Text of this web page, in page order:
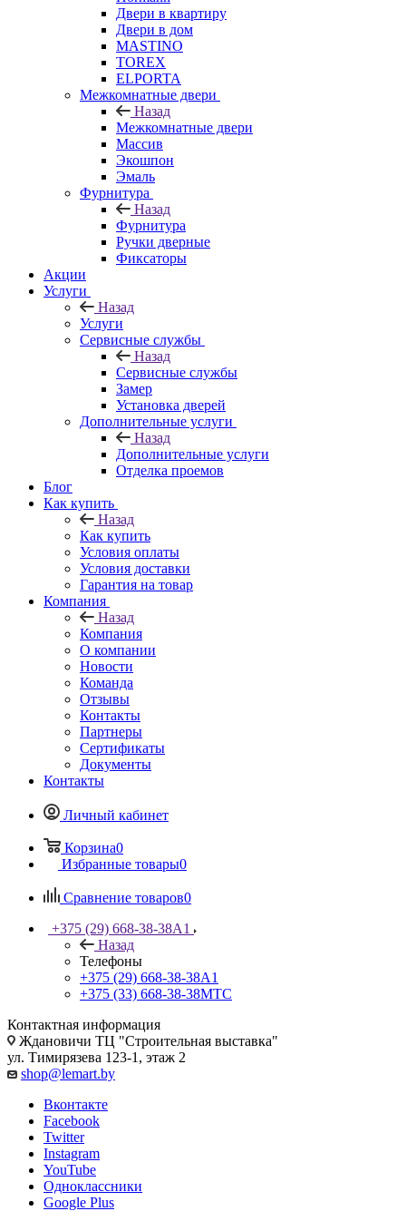
Двери в квартиру
Двери в дом
MASTINO
TOREX
ELPORTA
Межкомнатные двери
Назад
Межкомнатные двери
Массив
Экошпон
Эмаль
Фурнитура
Назад
Фурнитура
Ручки дверные
Фиксаторы
Акции
Услуги
Назад
Услуги
Сервисные службы
Назад
Сервисные службы
Замер
Установка дверей
Дополнительные услуги
Назад
Дополнительные услуги
Отделка проемов
Блог
Как купить
Назад
Как купить
Условия оплаты
Условия доставки
Гарантия на товар
Компания
Назад
Компания
О компании
Новости
Команда
Отзывы
Контакты
Партнеры
Сертификаты
Документы
Контакты
Личный кабинет
Корзина0
Избранные товары0
Сравнение товаров0
+375 (29) 668-38-38A1
Назад
Телефоны
+375 (29) 668-38-38A1
+375 (33) 668-38-38МТС
Контактная информация
Ждановичи ТЦ "Строительная выставка"
ул. Тимирязева 123-1, этаж 2
shop@lemart.by
Вконтакте
Facebook
Twitter
Instagram
YouTube
Одноклассники
Google Plus